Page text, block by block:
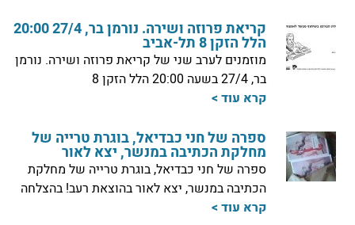
קריאת פרוזה ושירה. נורמן בר, 27/4 20:00
הלל הזקן 8 תל-אביב
מוזמנים לערב שני של קריאת פרוזה ושירה. נורמן
בר, 27/4 בשעה 20:00 הלל הזקן 8
קרא עוד >
ספרה של חני כבדיאל, בוגרת טרייה של
מחלקת הכתיבה במנשר, יצא לאור
ספרה של חני כבדיאל, בוגרת טרייה של מחלקת
הכתיבה במנשר, יצא לאור בהוצאת רעב! בהצלחה
קרא עוד >